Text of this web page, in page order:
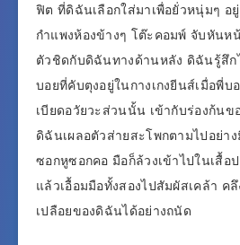
ฟิต ที่ดิฉันเลือกใส่มาเพื่อยั่วหนุ่มๆ อ
กำแพงห้องข้างๆ โต๊ะคอมพ์ จับหันห
ตัวชิดกับดิฉันทางด้านหลัง ดิฉันรู้สึก
บอยที่คับตุงอยู่ในกางเกงยีนส์เมื่อพี่บ
เบียดอวัยวะส่วนนั้น เข้ากับร่องก้น
ดิฉันเผลอตัวส่ายสะโพกตามไปอย่า
ซอกหูซอกคอ มือก็ล้วงเข้าไปในเสื้อ
แล้วเอื้อมมือทั้งสองไปสัมผัสเคล้า คลึ
เปลือยของดิฉันได้อย่างถนัด